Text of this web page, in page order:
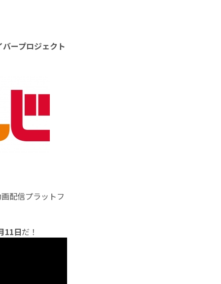
ープロジェクト
配信プラットフ
11日だ！